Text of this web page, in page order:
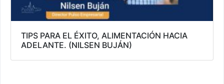
TIPS PARA EL ÉXITO, ALIMENTACIÓN HACIA
ADELANTE. (NILSEN BUJÁN)